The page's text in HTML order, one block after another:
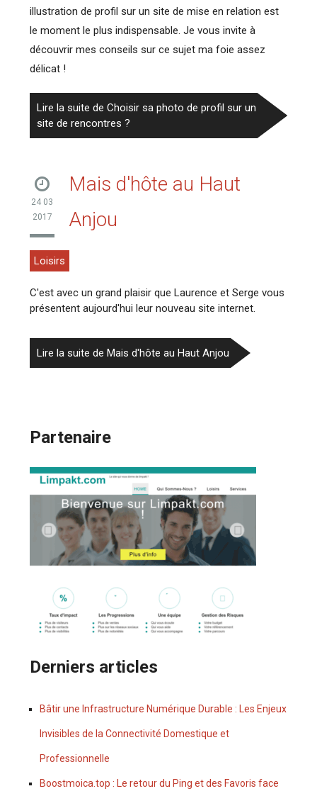
illustration de profil sur un site de mise en relation est
le moment le plus indispensable. Je vous invite à
découvrir mes conseils sur ce sujet ma foie assez
délicat !
Lire la suite de Choisir sa photo de profil sur un
site de rencontres ?
24 03
2017
Mais d'hôte au Haut
Anjou
Loisirs
C'est avec un grand plaisir que Laurence et Serge vous
présentent aujourd'hui leur nouveau site internet.
Lire la suite de Mais d'hôte au Haut Anjou
Partenaire
Derniers articles
Bâtir une Infrastructure Numérique Durable : Les Enjeux
Invisibles de la Connectivité Domestique et
Professionnelle
Boostmoica.top : Le retour du Ping et des Favoris face